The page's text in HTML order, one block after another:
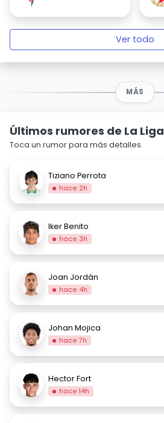
Ver todo
MÁS
Últimos rumores de La Liga
Toca un rumor para más detalles.
Tiziano Perrota
hace 2h
Iker Benito
hace 3h
Joan Jordán
hace 4h
Johan Mojica
hace 7h
Hector Fort
hace 14h